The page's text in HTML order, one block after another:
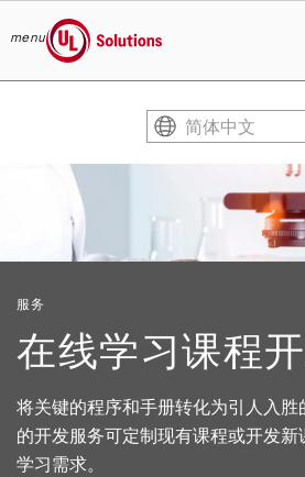
menu
UL Solutions
简体中文
服务
在线学习课程
将关键的程序和手册转化为引人入
的开发服务可定制现有课程或开发
学习需求。